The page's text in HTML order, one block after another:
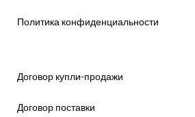
Политика конфиденциальности
Договор купли-продажи
Договор поставки